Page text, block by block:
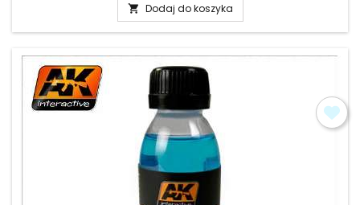
 Dodaj do koszyka